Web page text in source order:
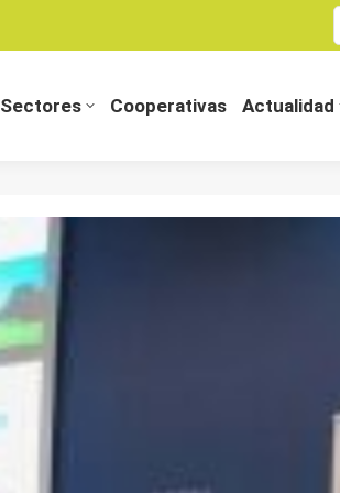
Sectores Cooperativas Actualidad
Actualidad